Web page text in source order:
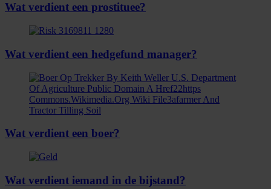
Wat verdient een prostituee?
Wat verdient een hedgefund manager?
Wat verdient een boer?
Wat verdient iemand in de bijstand?